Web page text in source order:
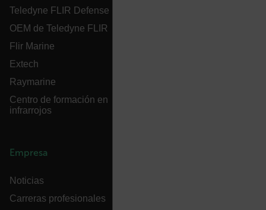
Teledyne FLIR Defense
OEM de Teledyne FLIR
Flir Marine
Extech
Raymarine
Centro de formación en
infrarrojos
Empresa
Noticias
Carreras profesionales
.AspNetCore.Correlation.[-